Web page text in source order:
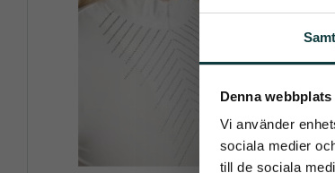
Denna
Vi använder
sociala medier
till de sociala